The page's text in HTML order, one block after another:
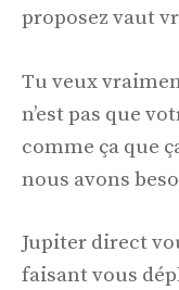
proposez vaut
Tu veux
n’est pas que
comme ça que
nous avons
Jupiter direct
faisant vous